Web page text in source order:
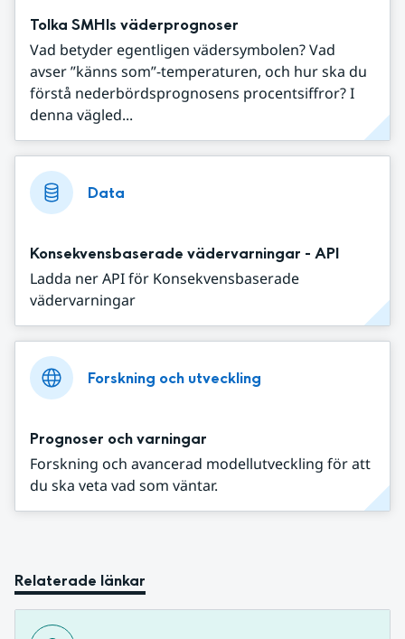
Tolka SMHIs väderprognoser
Vad betyder egentligen vädersymbolen? Vad
avser ”känns som”-temperaturen, och hur ska du
förstå nederbördsprognosens procentsiffror? I
denna vägled...
Data
Konsekvensbaserade vädervarningar - API
Ladda ner API för Konsekvensbaserade
vädervarningar
Forskning och utveckling
Prognoser och varningar
Forskning och avancerad modellutveckling för att
du ska veta vad som väntar.
Relaterade länkar